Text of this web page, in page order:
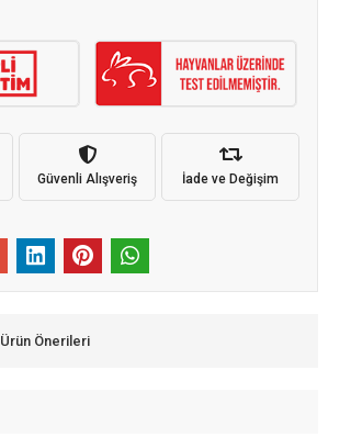
Güvenli Alışveriş İade ve Değişim
Ürün Önerileri